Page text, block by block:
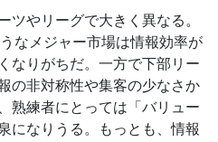
ツやリーグで大きく異なる。
なメジャー市場は情報効率が
なりがちだ。一方で下部リー
の非対称性や集客の少なさか
熟練者にとっては「バリュー
になりうる。もっとも、情報